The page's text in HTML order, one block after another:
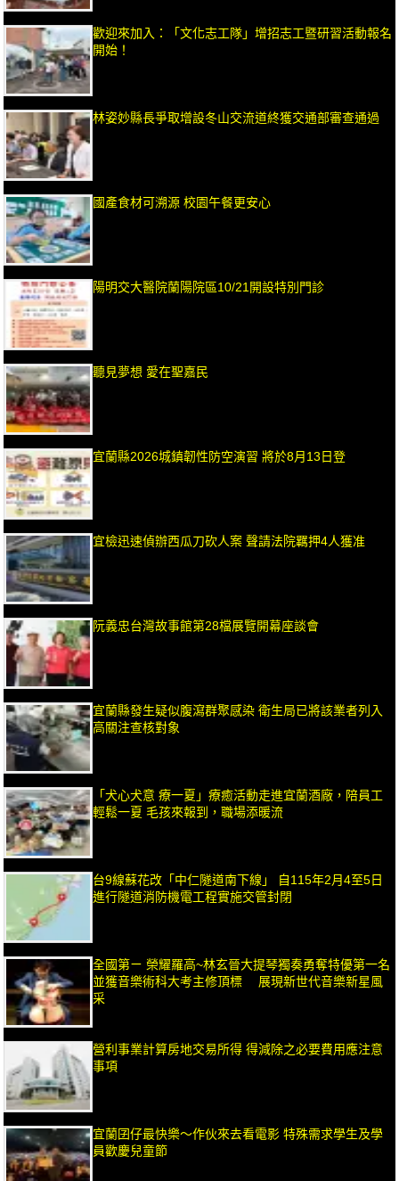
歡迎來加入：「文化志工隊」增招志工暨研習活動報名
開始！
林姿妙縣長爭取增設冬山交流道終獲交通部審查通過
國產食材可溯源 校園午餐更安心
陽明交大醫院蘭陽院區10/21開設特別門診
聽見夢想 愛在聖嘉民
宜蘭縣2026城鎮韌性防空演習 將於8月13日登
宜檢迅速偵辦西瓜刀砍人案 聲請法院羈押4人獲准
阮義忠台灣故事館第28檔展覽開幕座談會
宜蘭縣發生疑似腹瀉群聚感染 衛生局已將該業者列入
高關注查核對象
「犬心犬意 療一夏」療癒活動走進宜蘭酒廠，陪員工
輕鬆一夏 毛孩來報到，職場添暖流
台9線蘇花改「中仁隧道南下線」 自115年2月4至5日
進行隧道消防機電工程實施交管封閉
全國第ㄧ 榮耀羅高~林玄晉大提琴獨奏勇奪特優第一名
並獲音樂術科大考主修頂標 展現新世代音樂新星風
采
營利事業計算房地交易所得 得減除之必要費用應注意
事項
宜蘭囝仔最快樂～作伙來去看電影 特殊需求學生及學
員歡慶兒童節